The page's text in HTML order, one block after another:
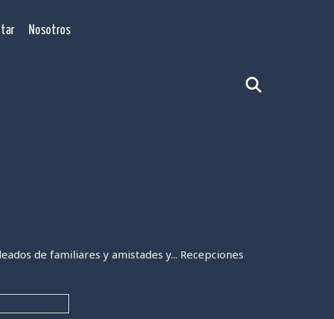
Nosotros
de familiares y amistades y... Recepciones